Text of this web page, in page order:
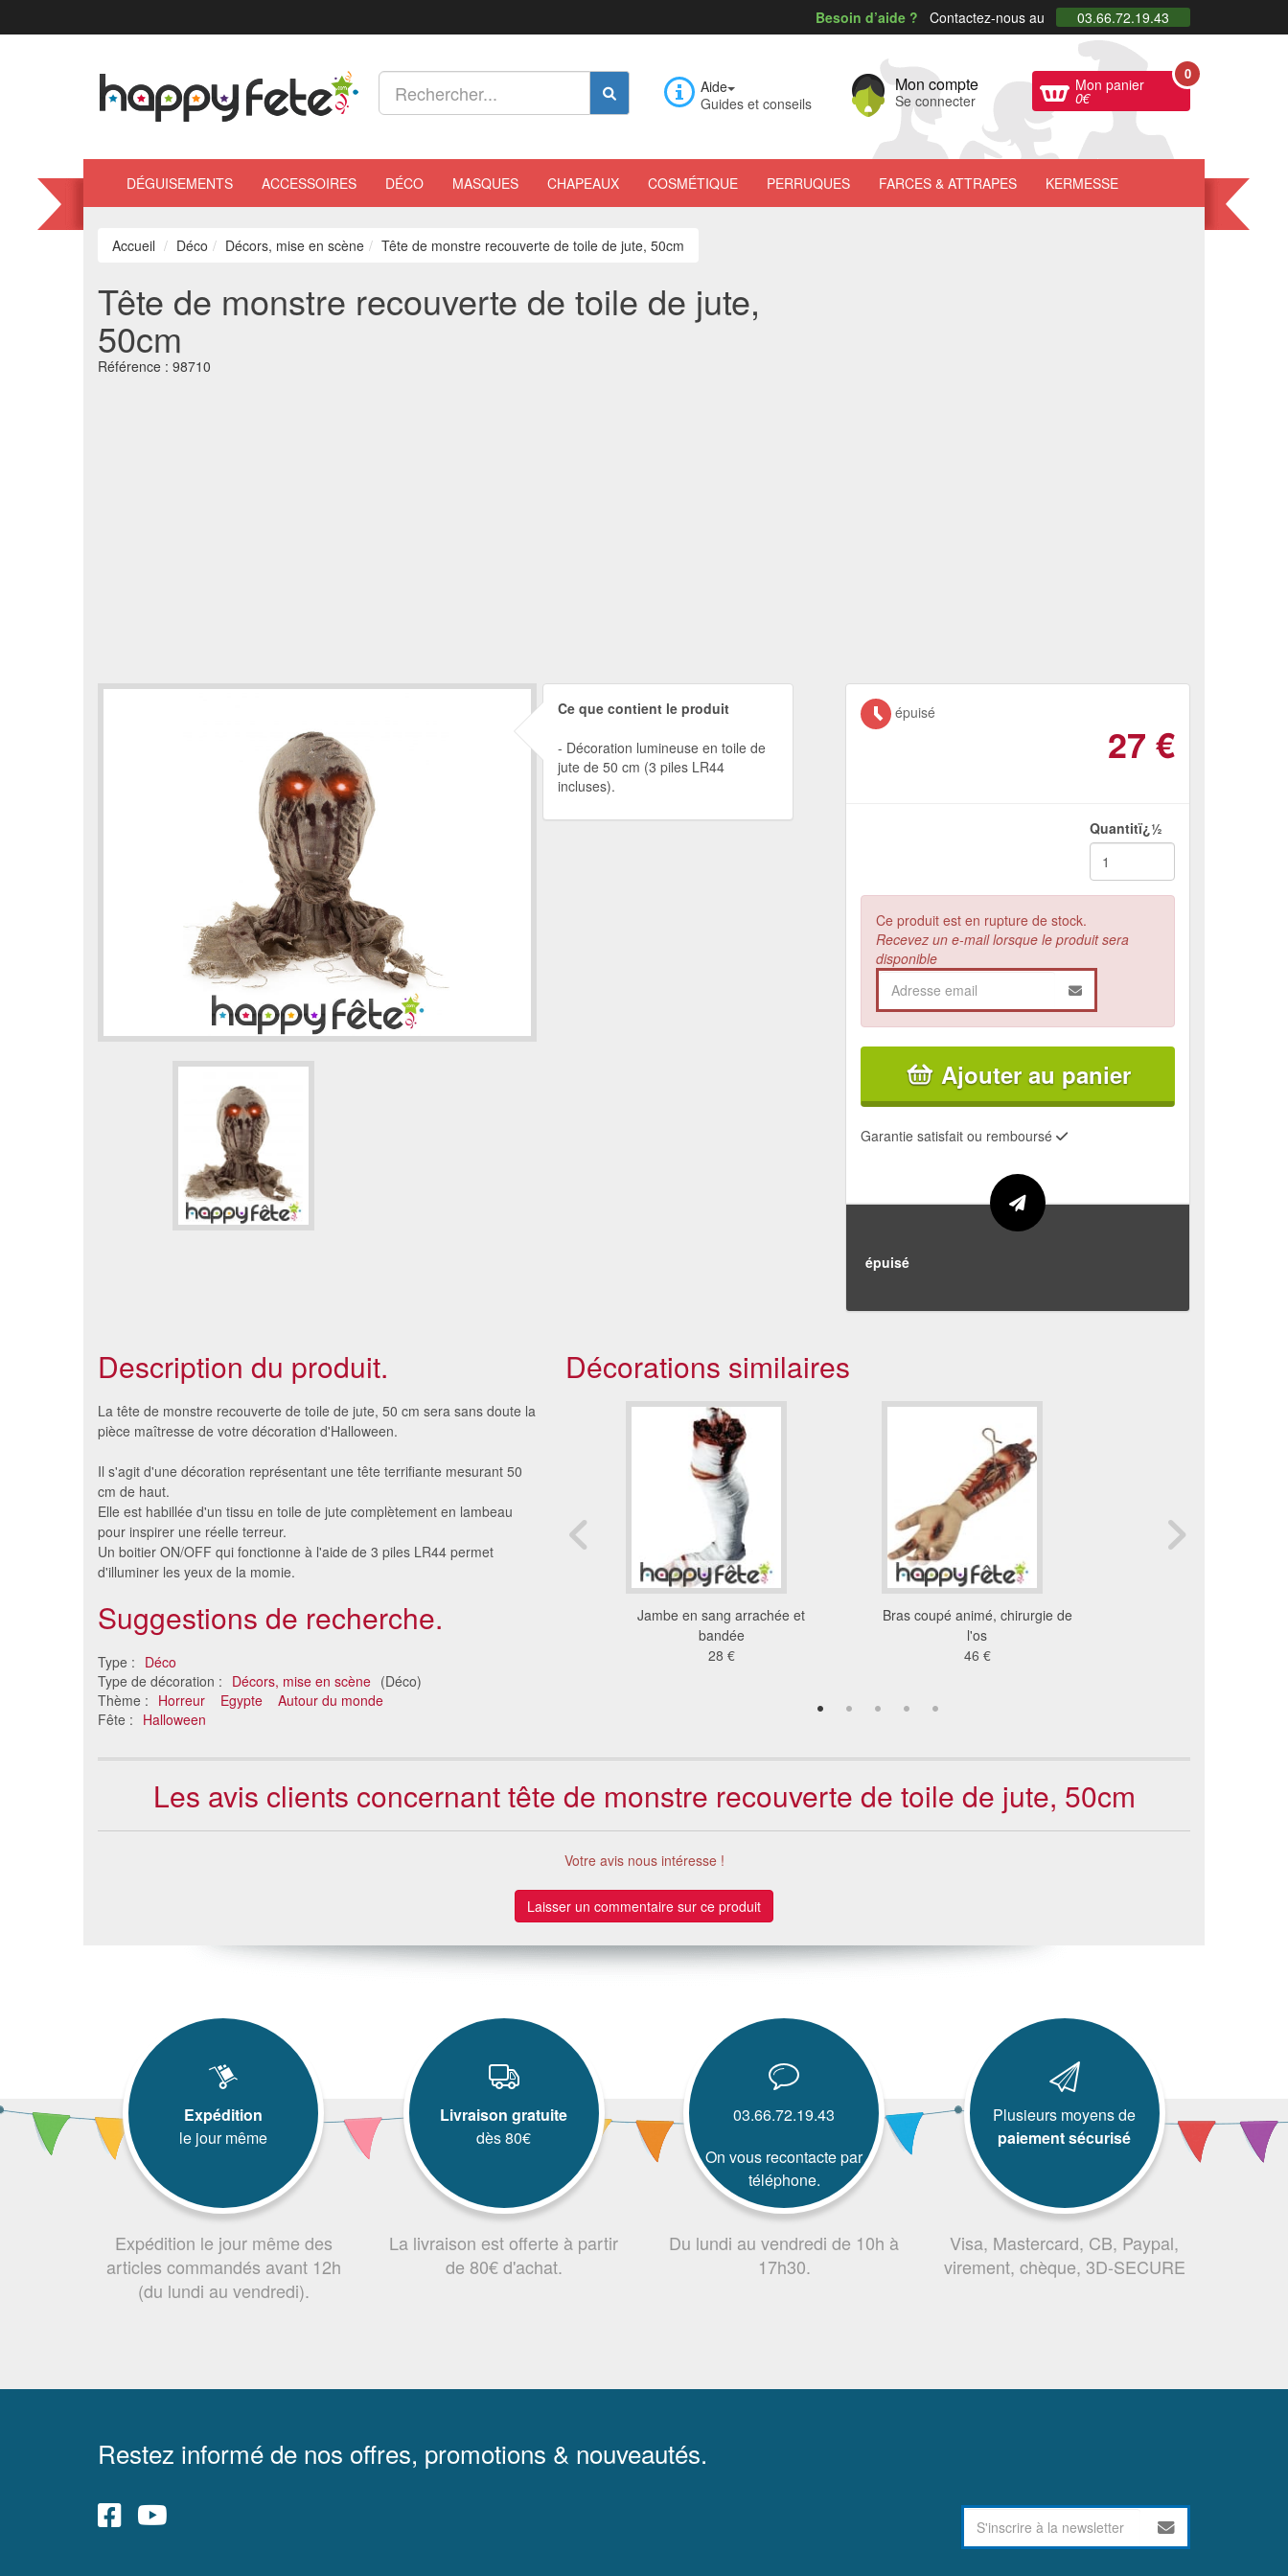
Besoin d’aide ? Contactez-nous au 03.66.72.19.43
Aide
Guides et conseils
Mon compte
Se connecter
Mon panier
0€
0
DÉGUISEMENTS ACCESSOIRES DÉCO MASQUES CHAPEAUX COSMÉTIQUE PERRUQUES FARCES & ATTRAPES KERMESSE
Accueil Déco Décors, mise en scène Tête de monstre recouverte de toile de jute, 50cm
Tête de monstre recouverte de toile de jute,
50cm
Référence : 98710
Ce que contient le produit
Décoration lumineuse en toile de
jute de 50 cm (3 piles LR44
incluses).
épuisé
27 €
Quantitï¿½
Ce produit est en rupture de stock.
Recevez un e-mail lorsque le produit sera
disponible
Ajouter au panier
Garantie satisfait ou remboursé
épuisé
Description du produit.
La tête de monstre recouverte de toile de jute, 50 cm sera sans doute la
pièce maîtresse de votre décoration d'Halloween.
Il s'agit d'une décoration représentant une tête terrifiante mesurant 50
cm de haut.
Elle est habillée d'un tissu en toile de jute complètement en lambeau
pour inspirer une réelle terreur.
Un boitier ON/OFF qui fonctionne à l'aide de 3 piles LR44 permet
d'illuminer les yeux de la momie.
Suggestions de recherche.
Type : Déco
Type de décoration : Décors, mise en scène (Déco)
Thème : Horreur Egypte
Autour du monde
Fête : Halloween
Décorations similaires
Decor en carton egypte
2.53 €
9 crânes de 5cm
Jambe en sang arrachée et
bandée
28 €
Bras coupé animé, chirurgie de
l'os
46 €
Les avis clients concernant tête de monstre recouverte de toile de jute, 50cm
Votre avis nous intéresse !
Laisser un commentaire sur ce produit
Expédition
le jour même
Expédition le jour même des
articles commandés avant 12h
(du lundi au vendredi).
Livraison gratuite
dès 80€
La livraison est offerte à partir
de 80€ d'achat.
03.66.72.19.43
On vous recontacte par
téléphone.
Du lundi au vendredi de 10h à
17h30.
Plusieurs moyens de
paiement sécurisé
Visa, Mastercard, CB, Paypal,
virement, chèque, 3D-SECURE
Restez informé de nos offres, promotions & nouveautés.